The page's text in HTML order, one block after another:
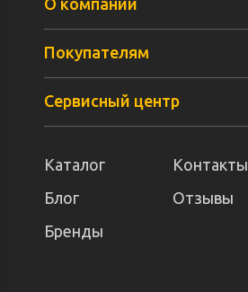
О компании
Покупателям
Сервисный центр
Каталог
Контакты
Блог
Отзывы
Бренды